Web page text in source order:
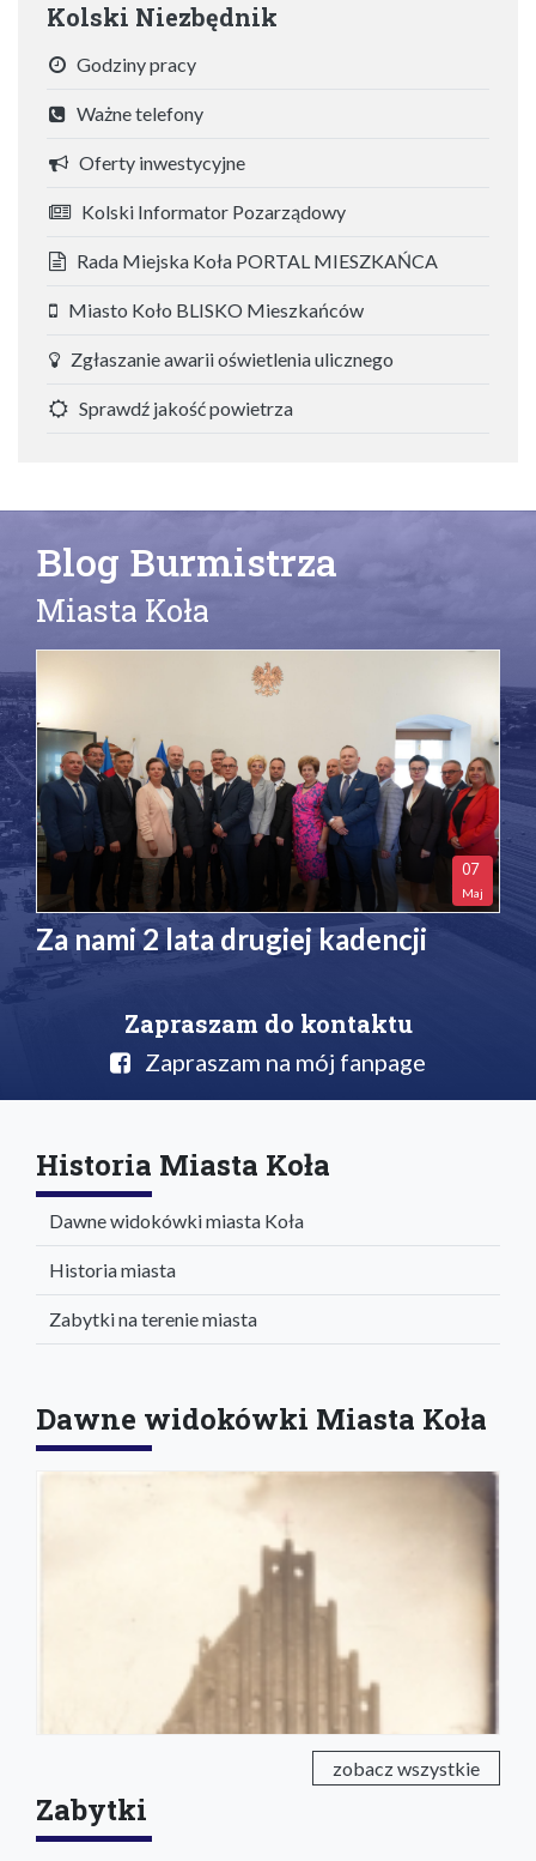
Kolski Niezbędnik
Godziny pracy
Ważne telefony
Oferty inwestycyjne
Kolski Informator Pozarządowy
Rada Miejska Koła PORTAL MIESZKAŃCA
Miasto Koło BLISKO Mieszkańców
Zgłaszanie awarii oświetlenia ulicznego
Sprawdź jakość powietrza
Blog Burmistrza
Miasta Koła
07
Maj
Za nami 2 lata drugiej kadencji
Zapraszam do kontaktu
Zapraszam na mój fanpage
Historia Miasta Koła
Dawne widokówki miasta Koła
Historia miasta
Zabytki na terenie miasta
Dawne widokówki Miasta Koła
zobacz wszystkie
Zabytki